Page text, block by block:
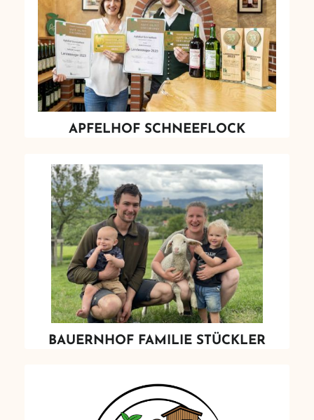
APFELHOF SCHNEEFLOCK
BAUERNHOF FAMILIE STÜCKLER